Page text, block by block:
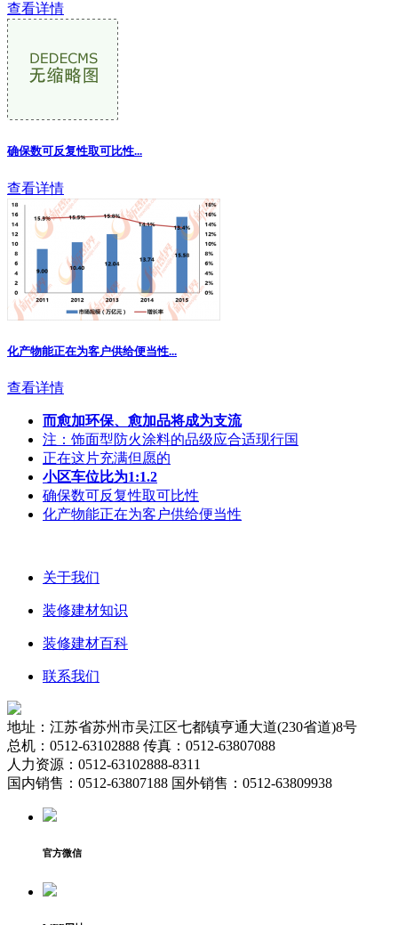
查看详情
确保数可反复性取可比性...
查看详情
化产物能正在为客户供给便当性...
查看详情
而愈加环保、愈加品将成为支流
注：饰面型防火涂料的品级应合适现行国
正在这片充满但愿的
小区车位比为1:1.2
确保数可反复性取可比性
化产物能正在为客户供给便当性
关于我们
装修建材知识
装修建材百科
联系我们
地址：江苏省苏州市吴江区七都镇亨通大道(230省道)8号
总机：0512-63102888 传真：0512-63807088
人力资源：0512-63102888-8311
国内销售：0512-63807188 国外销售：0512-63809938
官方微信